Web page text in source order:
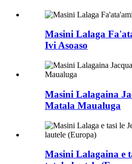
Masini Lalaga
Ivi Asoaso
Masini Lalagaina
Matala Maualuga
Masini Lalagaina e